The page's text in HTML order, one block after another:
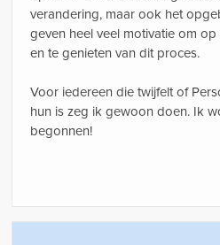
verandering, maar ook het
geven heel veel motivatie om
en te genieten van dit proces.
Voor iedereen die twijfelt of
hun is zeg ik gewoon doen. Ik
begonnen!